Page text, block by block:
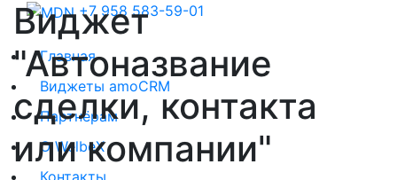
+7 958 583-59-01
Главная
Виджеты amoCRM
Партнёрам
О WelbeX
Контакты
Виджет
"Автоназвание
сделки, контакта
или компании"